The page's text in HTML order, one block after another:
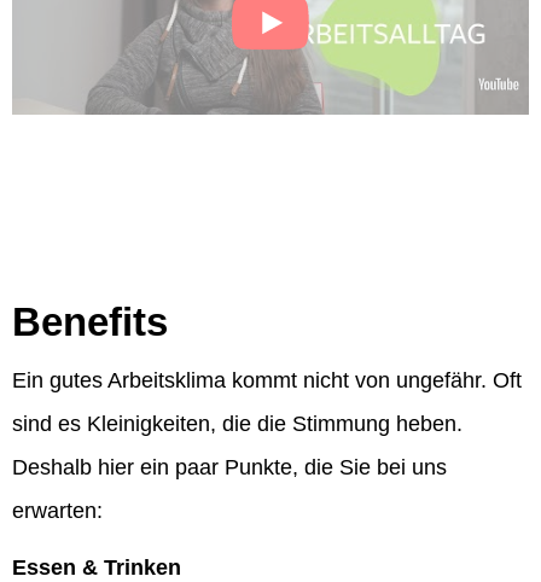
Benefits
Ein gutes Arbeitsklima kommt nicht von ungefähr. Oft
sind es Kleinigkeiten, die die Stimmung heben.
Deshalb hier ein paar Punkte, die Sie bei uns
erwarten:
Essen & Trinken